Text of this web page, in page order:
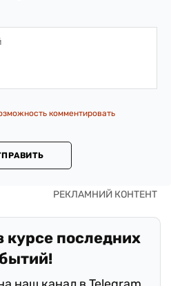
комментировать
курсе последних